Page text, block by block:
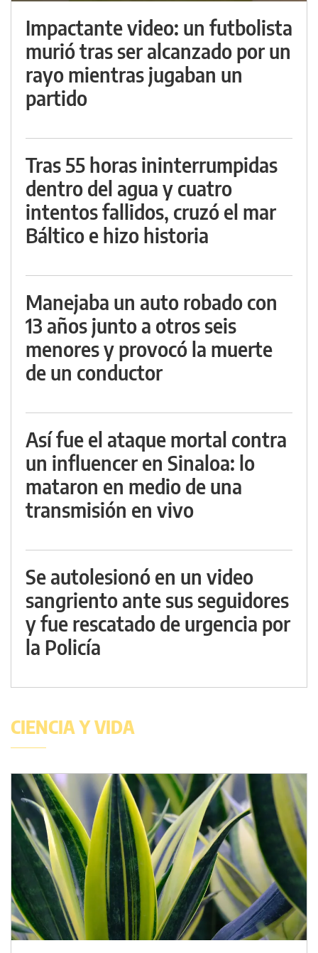
Impactante video: un futbolista
murió tras ser alcanzado por un
rayo mientras jugaban un
partido
Tras 55 horas ininterrumpidas
dentro del agua y cuatro
intentos fallidos, cruzó el mar
Báltico e hizo historia
Manejaba un auto robado con
13 años junto a otros seis
menores y provocó la muerte
de un conductor
Así fue el ataque mortal contra
un influencer en Sinaloa: lo
mataron en medio de una
transmisión en vivo
Se autolesionó en un video
sangriento ante sus seguidores
y fue rescatado de urgencia por
la Policía
CIENCIA Y VIDA